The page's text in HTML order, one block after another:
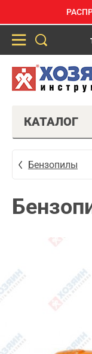
КАТАЛОГ
Бензопилы